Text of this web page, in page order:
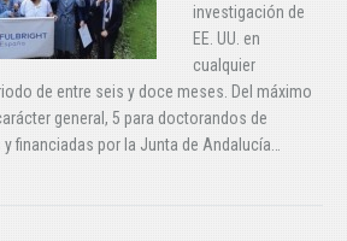
investigación de
EE. UU. en
cualquier
de entre seis y doce meses. Del máximo
general, 5 para doctorandos de
financiadas por la Junta de Andalucía…